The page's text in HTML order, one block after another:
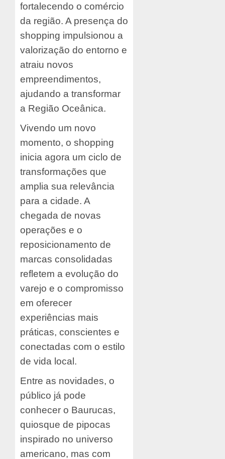
fortalecendo o comércio
da região. A presença do
shopping impulsionou a
valorização do entorno e
atraiu novos
empreendimentos,
ajudando a transformar
a Região Oceânica.
Vivendo um novo
momento, o shopping
inicia agora um ciclo de
transformações que
amplia sua relevância
para a cidade. A
chegada de novas
operações e o
reposicionamento de
marcas consolidadas
refletem a evolução do
varejo e o compromisso
em oferecer
experiências mais
práticas, conscientes e
conectadas com o estilo
de vida local.
Entre as novidades, o
público já pode
conhecer o Baurucas,
quiosque de pipocas
inspirado no universo
americano, mas com